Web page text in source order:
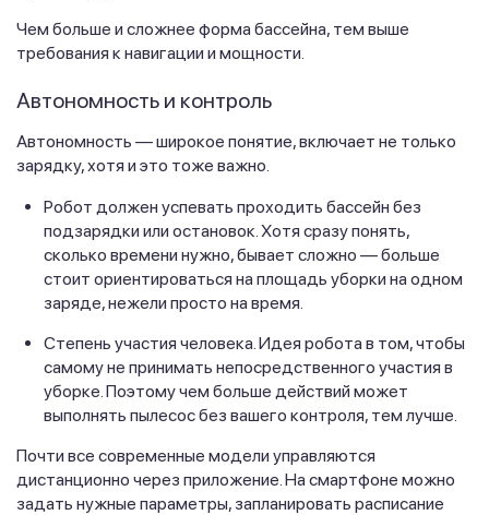
Чем больше и сложнее форма бассейна, тем выше
требования к навигации и мощности.
Автономность и контроль
Автономность — широкое понятие, включает не только
зарядку, хотя и это тоже важно.
Робот должен успевать проходить бассейн без
подзарядки или остановок. Хотя сразу понять,
сколько времени нужно, бывает сложно — больше
стоит ориентироваться на площадь уборки на одном
заряде, нежели просто на время.
Степень участия человека. Идея робота в том, чтобы
самому не принимать непосредственного участия в
уборке. Поэтому чем больше действий может
выполнять пылесос без вашего контроля, тем лучше.
Почти все современные модели управляются
дистанционно через приложение. На смартфоне можно
задать нужные параметры, запланировать расписание